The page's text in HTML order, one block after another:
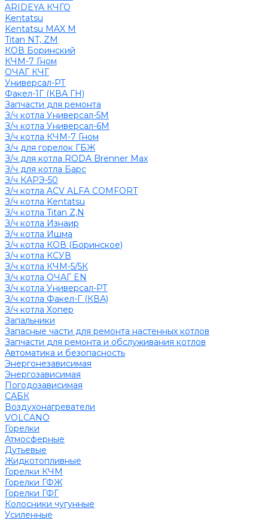
ARIDEYA КЧГО
Kentatsu
Kentatsu MAX M
Titan NT, ZM
КОВ Боринский
КЧМ-7 Гном
ОЧАГ КЧГ
Универсал-РТ
Факел-1Г (КВА ГН)
Запчасти для ремонта
З/ч котла Универсал-5М
З/ч котла Универсал-6М
З/ч котла КЧМ-7 Гном
З/ч для горелок ГБЖ
З/ч для котла RODA Brenner Max
З/ч для котла Барс
З/ч КАРЭ-50
З/ч котла ACV ALFA COMFORT
З/ч котла Kentatsu
З/ч котла Titan Z,N
З/ч котла Изнаир
З/ч котла Ишма
З/ч котла КОВ (Боринское)
З/ч котла КСУВ
З/ч котла КЧМ-5/5К
З/ч котла ОЧАГ EN
З/ч котла Универсал-РТ
З/ч котла Факел-Г (КВА)
З/ч котла Хопер
Запальники
Запасные части для ремонта настенных котлов
Запчасти для ремонта и обслуживания котлов
Автоматика и безопасность
Энергонезависимая
Энергозависимая
Погодозависимая
САБК
Воздухонагреватели
VOLCANO
Горелки
Атмосферные
Дутьевые
Жидкотопливные
Горелки КЧМ
Горелки ГФЖ
Горелки ГФГ
Колосники чугунные
Усиленные